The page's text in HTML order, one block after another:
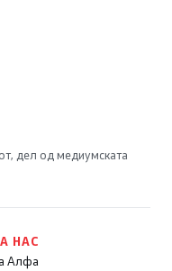
дел од медиумската
НАС
Алфа